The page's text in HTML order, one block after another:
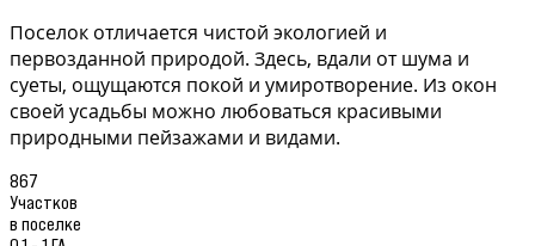
Поселок отличается чистой экологией и
первозданной природой. Здесь, вдали от шума и
суеты, ощущаются покой и умиротворение. Из окон
своей усадьбы можно любоваться красивыми
природными пейзажами и видами.
867
Участков
в поселке